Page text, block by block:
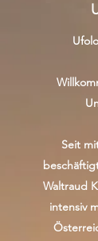
Seit
Waltraud
intensiv